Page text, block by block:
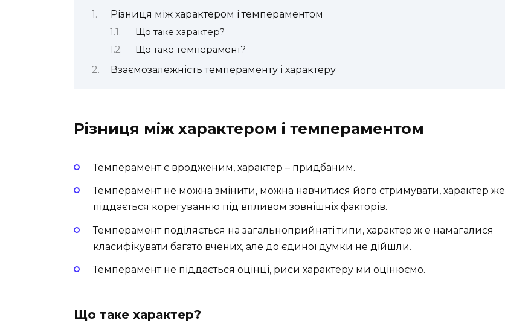
Різниця між характером і темпераментом
Що таке характер?
Що таке темперамент?
Взаємозалежність темпераменту і характеру
Різниця між характером і темпераментом
Темперамент є вродженим, характер – придбаним.
Темперамент не можна змінити, можна навчитися його стримувати, характер же
піддається корегуванню під впливом зовнішніх факторів.
Темперамент поділяється на загальноприйняті типи, характер ж е намагалися
класифікувати багато вчених, але до єдиної думки не дійшли.
Темперамент не піддається оцінці, риси характеру ми оцінюємо.
Що таке характер?